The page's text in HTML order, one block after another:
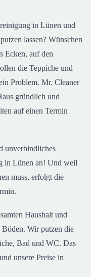
in Lünen und
lassen? Wünschen
Ecken, auf den
die Teppiche und
Problem. Mr. Cleaner
gründlich und
auf einen Termin
unverbindliches
in Lünen an! Und weil
muss, erfolgt die
Haushalt und
Wir putzen die
Bad und WC. Das
unsere Preise in